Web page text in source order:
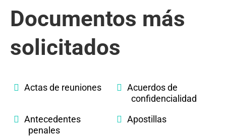
Documentos más
solicitados
Actas de reuniones
Acuerdos de
confidencialidad
Antecedentes
penales
Apostillas